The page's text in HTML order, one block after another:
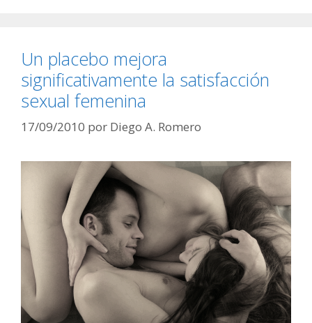
Un placebo mejora
significativamente la satisfacción
sexual femenina
17/09/2010 por Diego A. Romero